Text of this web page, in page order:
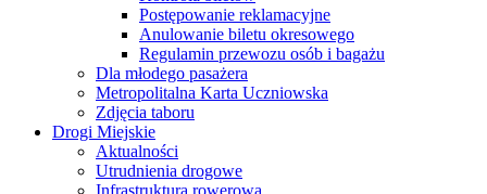
Postępowanie reklamacyjne
Anulowanie biletu okresowego
Regulamin przewozu osób i bagażu
Dla młodego pasażera
Metropolitalna Karta Uczniowska
Zdjęcia taboru
Drogi Miejskie
Aktualności
Utrudnienia drogowe
Infrastruktura rowerowa